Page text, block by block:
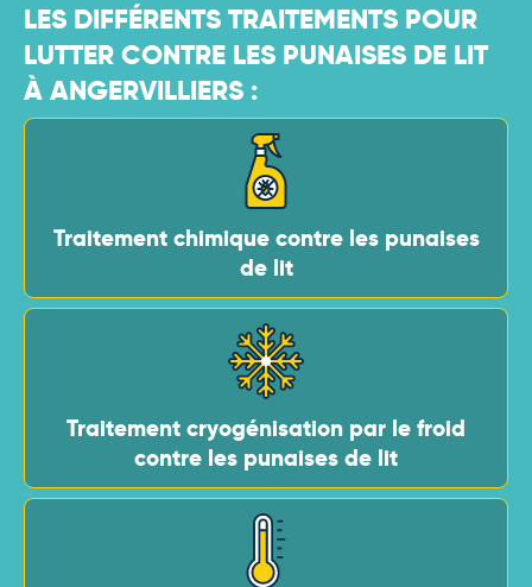
LES DIFFÉRENTS TRAITEMENTS POUR
LUTTER CONTRE LES PUNAISES DE LIT
À ANGERVILLIERS :
Traitement chimique contre les punaises
de lit
Traitement cryogénisation par le froid
contre les punaises de lit